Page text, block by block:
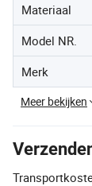
Materiaal
Model NR.
Merk
Meer bekijken